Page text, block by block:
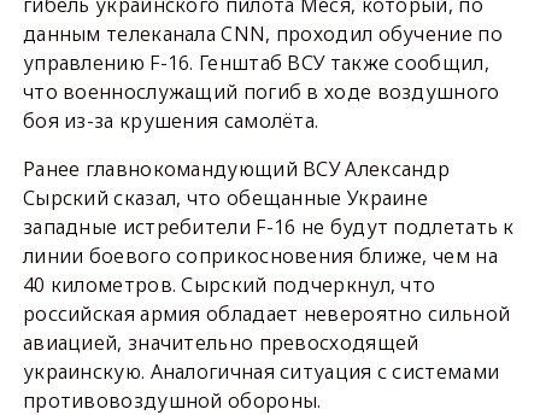
данным телеканала CNN, проходил обучение по
управлению F-16. Генштаб ВСУ также сообщил,
что военнослужащий погиб в ходе воздушного
боя из-за крушения самолёта.
Ранее главнокомандующий ВСУ Александр
Сырский сказал, что обещанные Украине
западные истребители F-16 не будут подлетать к
линии боевого соприкосновения ближе, чем на
40 километров. Сырский подчеркнул, что
российская армия обладает невероятно сильной
авиацией, значительно превосходящей
украинскую. Аналогичная ситуация с системами
противовоздушной обороны.